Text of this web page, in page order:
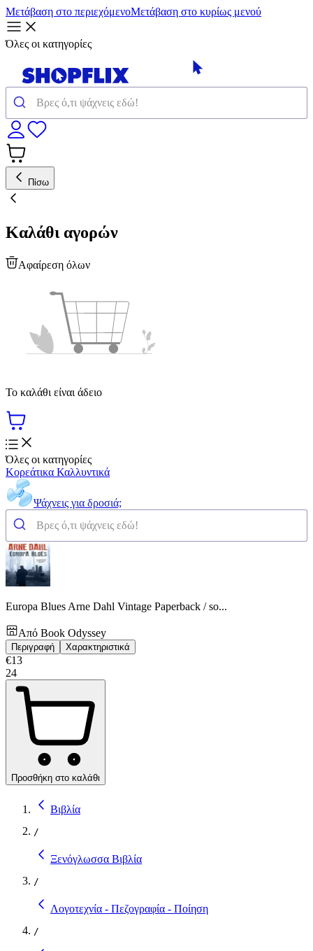
Μετάβαση στο περιεχόμενοΜετάβαση στο κυρίως μενού
Όλες οι κατηγορίες
Πίσω
Καλάθι αγορών
Αφαίρεση όλων
Το καλάθι είναι άδειο
Όλες οι κατηγορίες
Κορεάτικα Καλλυντικά
Ψάχνεις για δροσιά;
Europa Blues Arne Dahl Vintage Paperback / so...
Από Book Odyssey
Περιγραφή Χαρακτηριστικά
€13
24
Προσθήκη στο καλάθι
Βιβλία
/
Ξενόγλωσσα Βιβλία
/
Λογοτεχνία - Πεζογραφία - Ποίηση
/